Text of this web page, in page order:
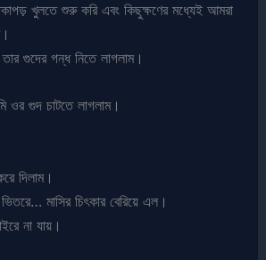
খুলতে শুরু করি এবং কিছুক্ষণের মধ্যেই আমরা
গুদের গন্ধ নিতে লাগলাম।
ওর গুদ চাটতে লাগলাম।
দিলাম।
মাসির চিৎকার বেরিয়ে এল।
না যায়।